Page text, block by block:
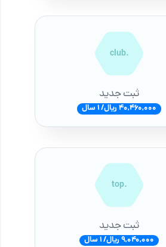
.club
ثبت جدید
40,460,000 ریال/ 1 سال
.top
ثبت جدید
9,040,000 ریال/ 1 سال